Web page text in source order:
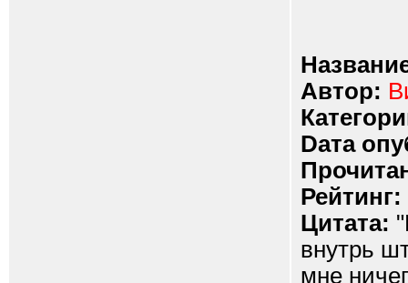
Автор:
Dата
Рейтинг:
Цитата:
внутрь
мне